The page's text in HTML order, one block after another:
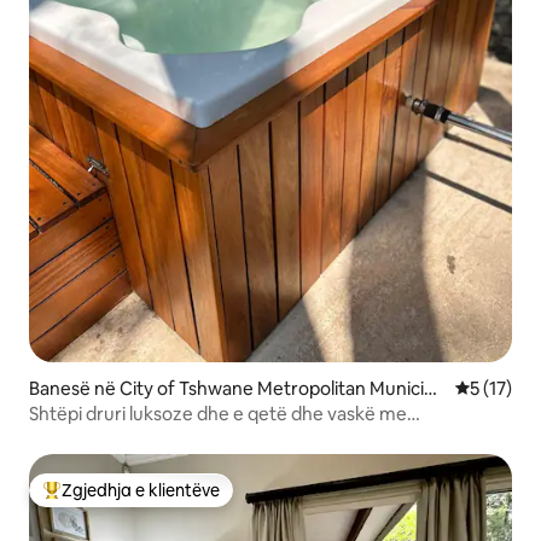
Banesë në City of Tshwane Metropolitan Municipa
lity
Vlerësimi
5 (17)
Shtëpi druri luksoze dhe e qetë dhe vaskë me
Më të mirat e zgjedhjeve të klientëve
Zgjedhja e klientëve